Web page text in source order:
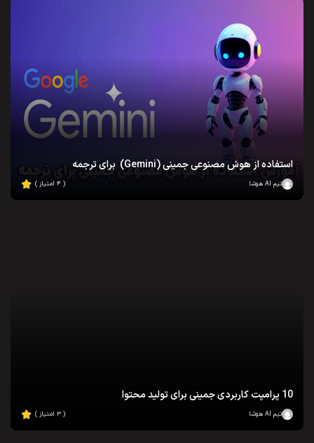
استفاده از هوش مصنوعی جمینی (Gemini) برای ترجمه
تیم AI هوشا ( ۴ امتیاز )
10 پرامپت کاربردی جمینی برای تولید محتوا
تیم AI هوشا ( ۳ امتیاز )